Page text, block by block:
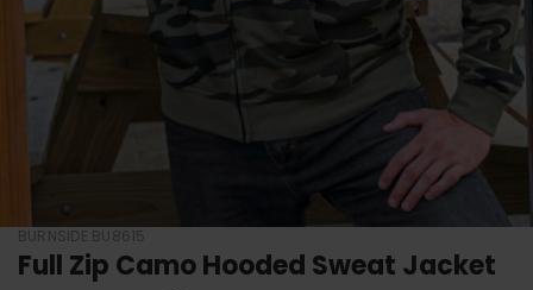
BURNSIDE BU8615
Full Zip Camo Hooded Sweat Jacket